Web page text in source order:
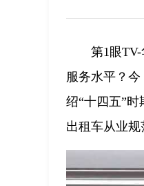
第1眼
服务水平？
绍“十四五”
出租车从业